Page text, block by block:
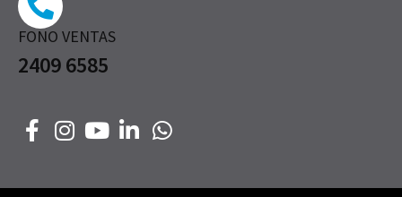
FONO VENTAS
2409 6585